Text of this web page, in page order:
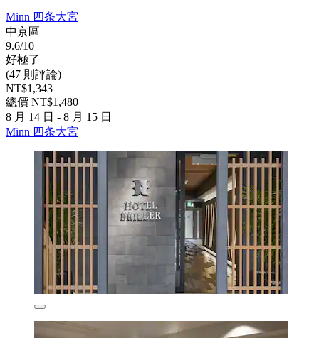
Minn 四条大宮
中京區
9.6/10
好極了
(47 則評論)
NT$1,343
總價 NT$1,480
8 月 14 日 - 8 月 15 日
Minn 四条大宮